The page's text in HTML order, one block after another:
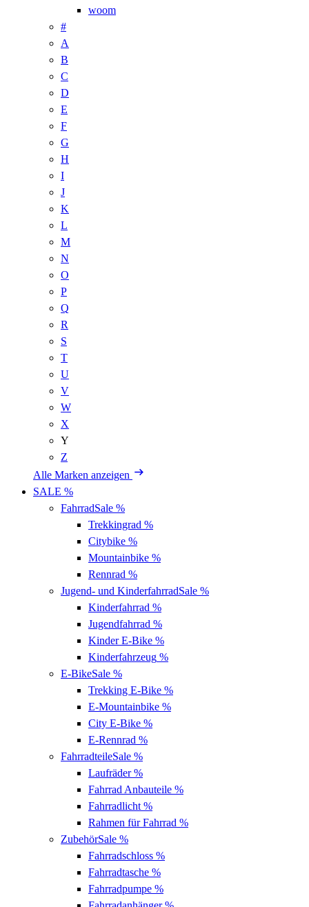
woom
#
A
B
C
D
E
F
G
H
I
J
K
L
M
N
O
P
Q
R
S
T
U
V
W
X
Y
Z
Alle Marken anzeigen
SALE %
FahrradSale %
Trekkingrad %
Citybike %
Mountainbike %
Rennrad %
Jugend- und KinderfahrradSale %
Kinderfahrrad %
Jugendfahrrad %
Kinder E-Bike %
Kinderfahrzeug %
E-BikeSale %
Trekking E-Bike %
E-Mountainbike %
City E-Bike %
E-Rennrad %
FahrradteileSale %
Laufräder%
Fahrrad Anbauteile %
Fahrradlicht %
Rahmen für Fahrrad %
ZubehörSale %
Fahrradschloss %
Fahrradtasche %
Fahrradpumpe %